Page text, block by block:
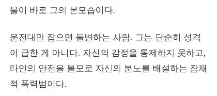
물이 바로 그의 본모습이다.
운전대만 잡으면 돌변하는 사람. 그는 단순히 성격
이 급한 게 아니다. 자신의 감정을 통제하지 못하고,
타인의 안전을 볼모로 자신의 분노를 배설하는 잠재
적 폭력범이다.